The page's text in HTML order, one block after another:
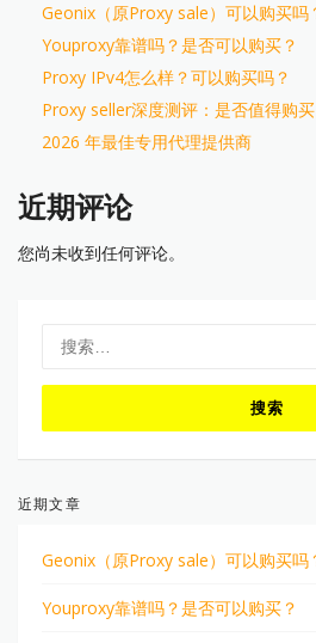
Geonix（原Proxy sale）可以购买吗
Youproxy靠谱吗？是否可以购买？
Proxy IPv4怎么样？可以购买吗？
Proxy seller深度测评：是否值得购买
2026 年最佳专用代理提供商
近期评论
您尚未收到任何评论。
索：
近期文章
Geonix（原Proxy sale）可以购买吗
Youproxy靠谱吗？是否可以购买？